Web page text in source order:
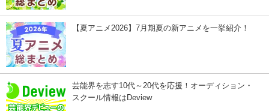
【夏アニメ2026】7月期夏の新アニメを一挙紹介！
芸能界を志す10代～20代を応援！オーディション・
スクール情報はDeview